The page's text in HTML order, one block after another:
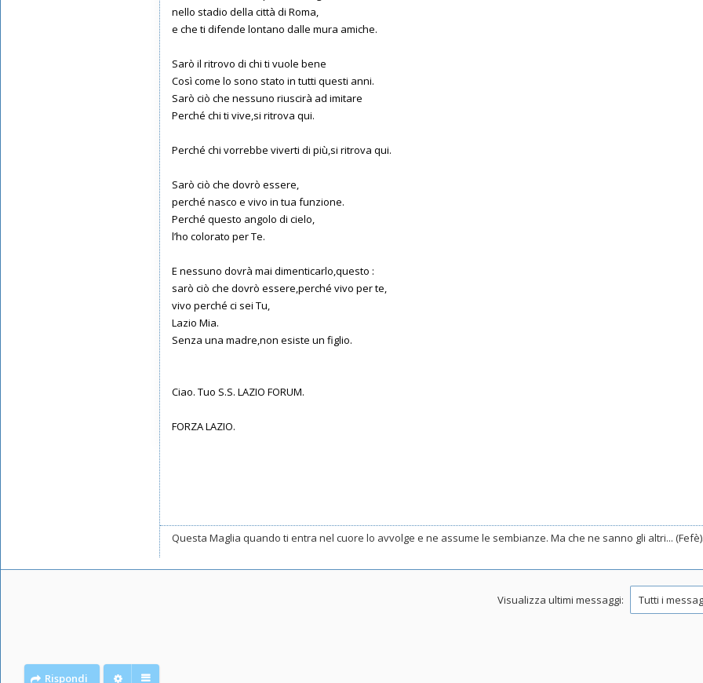
nello stadio della città di Roma,
e che ti difende lontano dalle mura amiche.
Sarò il ritrovo di chi ti vuole bene
Così come lo sono stato in tutti questi anni.
Sarò ciò che nessuno riuscirà ad imitare
Perché chi ti vive,si ritrova qui.
Perché chi vorrebbe viverti di più,si ritrova qui.
Sarò ciò che dovrò essere,
perché nasco e vivo in tua funzione.
Perché questo angolo di cielo,
l’ho colorato per Te.
E nessuno dovrà mai dimenticarlo,questo :
sarò ciò che dovrò essere,perché vivo per te,
vivo perché ci sei Tu,
Lazio Mia.
Senza una madre,non esiste un figlio.
Ciao. Tuo S.S. LAZIO FORUM.
FORZA LAZIO.
Questa Maglia quando ti entra nel cuore lo avvolge e ne assume le sembianze. Ma che ne sanno gli altri... (Fefè).
Visualizza ultimi messaggi:
Rispondi